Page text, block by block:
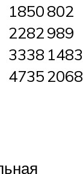
1850802
2282989
3338 1483
47352068